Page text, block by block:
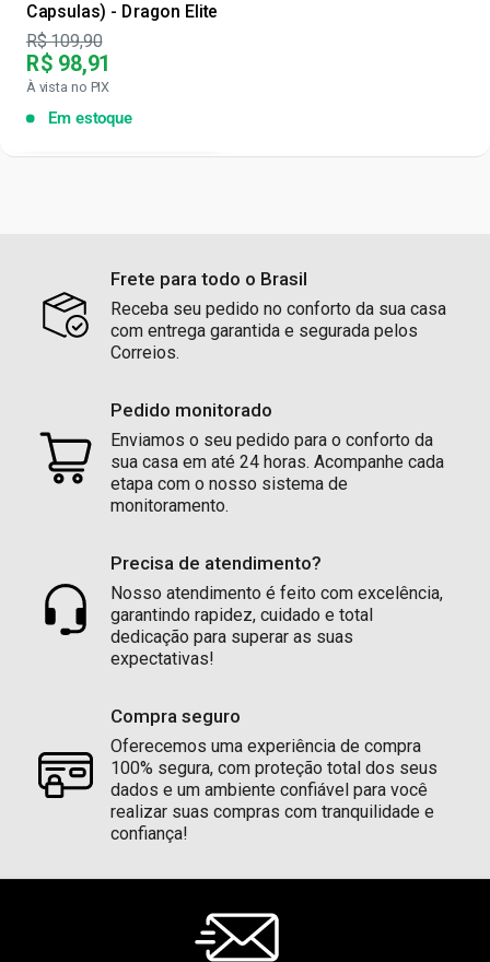
Capsulas) - Dragon Elite
Preço
R$ 109,90
R$ 98,91
À vista no PIX
Em estoque
Frete para todo o Brasil
Receba seu pedido no conforto da sua casa
com entrega garantida e segurada pelos
Correios.
Pedido monitorado
Enviamos o seu pedido para o conforto da
sua casa em até 24 horas. Acompanhe cada
etapa com o nosso sistema de
monitoramento.
Precisa de atendimento?
Nosso atendimento é feito com excelência,
garantindo rapidez, cuidado e total
dedicação para superar as suas
expectativas!
Compra seguro
Oferecemos uma experiência de compra
100% segura, com proteção total dos seus
dados e um ambiente confiável para você
realizar suas compras com tranquilidade e
confiança!